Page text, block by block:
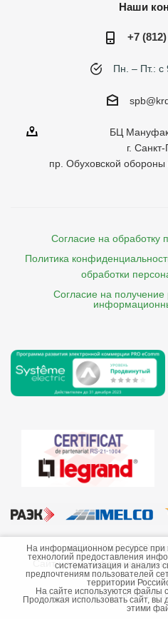
Наши
+7
Пн. – Пт.: с
БЦ
г.
пр. Обуховской
Согласие на обработку
Политика
обработки
Согласие на
©2013-2026 ООО
Сайт носит
публичной
Стоимость товаров и их
На информационном ресурсе
технологий предоставления
систематизация и анализ
предпочтениям пользователей
территории
На сайте используются файлы
Продолжая использовать сайт, вы
этими